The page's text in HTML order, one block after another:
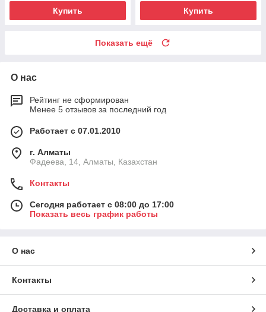
Купить Купить
Показать ещё
О нас
Рейтинг не сформирован
Менее 5 отзывов за последний год
Работает с 07.01.2010
г. Алматы
Фадеева, 14, Алматы, Казахстан
Контакты
Сегодня работает с 08:00 до 17:00
Показать весь график работы
О нас
Контакты
Доставка и оплата